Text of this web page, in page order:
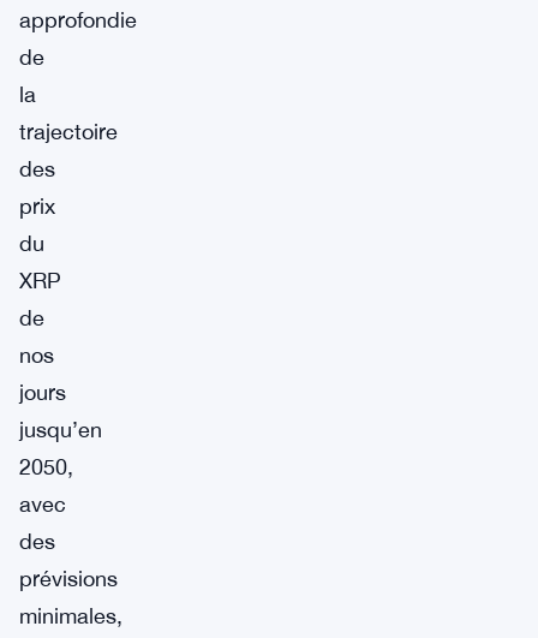
approfondie
de
la
trajectoire
des
prix
du
XRP
de
nos
jours
jusqu’en
2050,
avec
des
prévisions
minimales,